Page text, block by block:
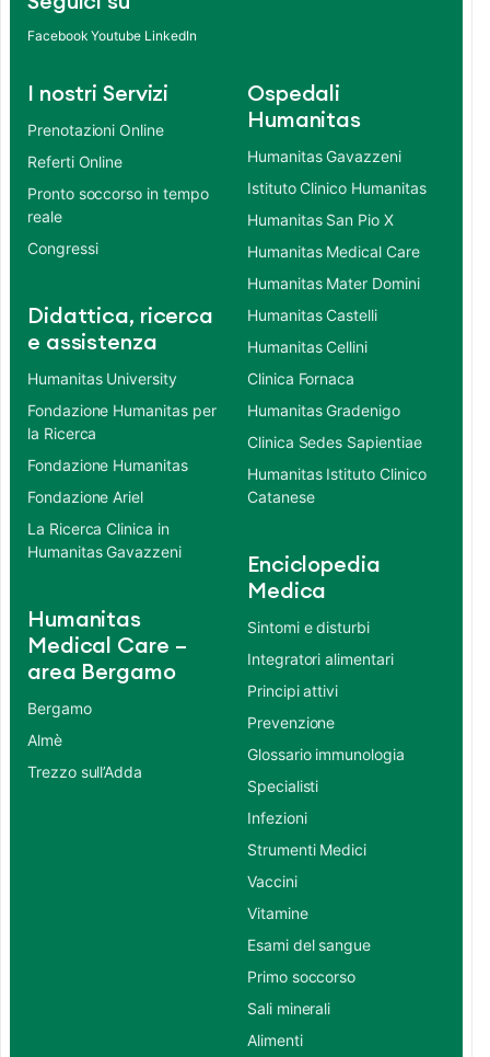
Facebook Youtube LinkedIn
I nostri Servizi
Prenotazioni Online
Referti Online
Pronto soccorso in tempo
reale
Congressi
Didattica, ricerca
e assistenza
Humanitas University
Fondazione Humanitas per
la Ricerca
Fondazione Humanitas
Fondazione Ariel
La Ricerca Clinica in
Humanitas Gavazzeni
Humanitas
Medical Care –
area Bergamo
Bergamo
Almè
Trezzo sull’Adda
Ospedali
Humanitas
Humanitas Gavazzeni
Istituto Clinico Humanitas
Humanitas San Pio X
Humanitas Medical Care
Humanitas Mater Domini
Humanitas Castelli
Humanitas Cellini
Clinica Fornaca
Humanitas Gradenigo
Clinica Sedes Sapientiae
Humanitas Istituto Clinico
Catanese
Enciclopedia
Medica
Sintomi e disturbi
Integratori alimentari
Principi attivi
Prevenzione
Glossario immunologia
Specialisti
Infezioni
Strumenti Medici
Vaccini
Vitamine
Esami del sangue
Primo soccorso
Sali minerali
Alimenti